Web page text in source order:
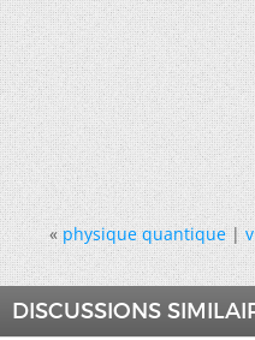
« physique quantique|
DISCUSSIONS